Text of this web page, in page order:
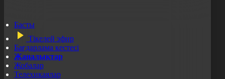
Басты
Тікелей эфир
Бағдарлама кестесі
Жаңалықтар
Жобалар
Телехикаялар